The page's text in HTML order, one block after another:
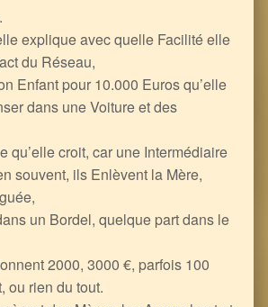
explique avec quelle Facilité elle
du Réseau,
Enfant pour 10.000 Euros qu’elle
dans une Voiture et des
qu’elle croit, car une Intermédiaire
souvent, ils Enlèvent la Mère,
un Bordel, quelque part dans le
2000, 3000 €, parfois 100
ou rien du tout.